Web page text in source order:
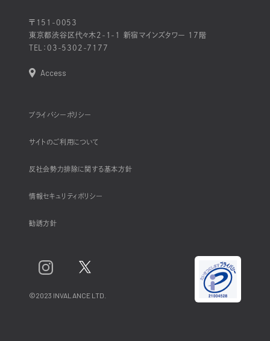
〒151-0053
東京都渋谷区代々木2-1-1 新宿マインズタワー 17階
TEL： 03-5302-7177
Access
©2023 INVALANCE LTD.
プライバシーポリシー
サイトのご利用について
反社会勢力排除に関する基本方針
情報セキュリティポリシー
勧誘方針